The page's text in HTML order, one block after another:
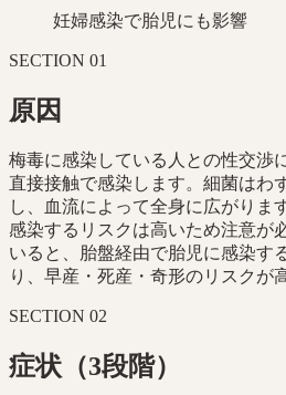
妊婦感染で胎児にも影響
SECTION 01
原因
梅毒に感染している人との性交渉
直接接触で感染します。細菌はわ
し、血流によって全身に広がりま
感染するリスクは高いため注意が
いると、胎盤経由で胎児に感染す
り、早産・死産・奇形のリスクが
SECTION 02
症状（3段階）